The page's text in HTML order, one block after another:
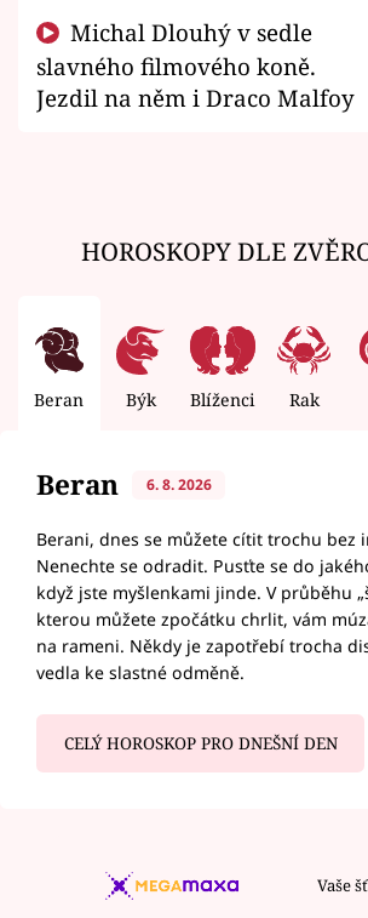
slavného filmového koně.
Jezdil na něm i Draco Malfoy
HOROSKOPY DLE
Beran Býk Blíženci Rak
Beran 6. 8. 2026
Berani, dnes se můžete cítit trochu bez
Nenechte se odradit. Pusťte se do
když jste myšlenkami jinde. V průběhu
kterou můžete zpočátku chrlit, vám
na rameni. Někdy je zapotřebí trocha
vedla ke slastné odměně.
CELÝ HOROSKOP PRO DNEŠNÍ DEN
Vaše